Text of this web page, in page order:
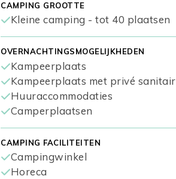
CAMPING GROOTTE
Kleine camping - tot 40 plaatsen
OVERNACHTINGSMOGELIJKHEDEN
Kampeerplaats
Kampeerplaats met privé sanitair
Huuraccommodaties
Camperplaatsen
CAMPING FACILITEITEN
Campingwinkel
Horeca